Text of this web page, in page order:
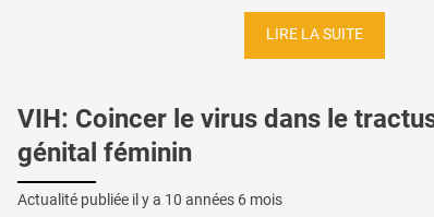
LIRE LA SUITE
VIH: Coincer le virus dans le
génital féminin
Actualité publiée il y a 10 années 6 mois